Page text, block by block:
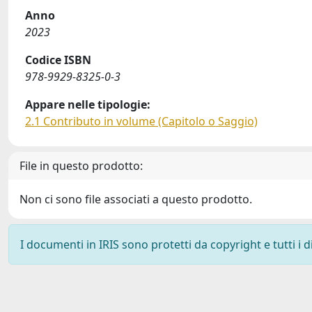
Anno
2023
Codice ISBN
978-9929-8325-0-3
Appare nelle tipologie:
2.1 Contributo in volume (Capitolo o Saggio)
File in questo prodotto:
Non ci sono file associati a questo prodotto.
I documenti in IRIS sono protetti da copyright e tutti i